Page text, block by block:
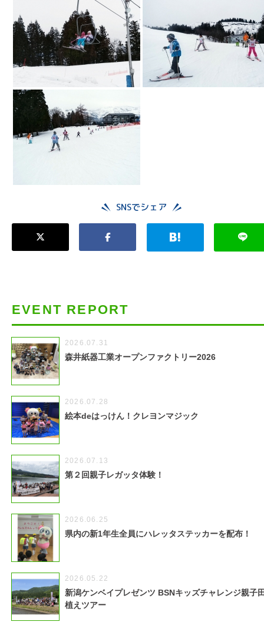
SNSでシェア
EVENT REPORT
2026.07.31
森井紙器工業オープンファクトリー2026
2026.07.28
絵本deはっけん！クレヨンマジック
2026.07.13
第２回親子レガッタ体験！
2026.06.25
県内の新1年生全員にハレッタステッカーを配布！
2026.05.22
新潟ケンベイプレゼンツ BSNキッズチャレンジ親子
植えツアー